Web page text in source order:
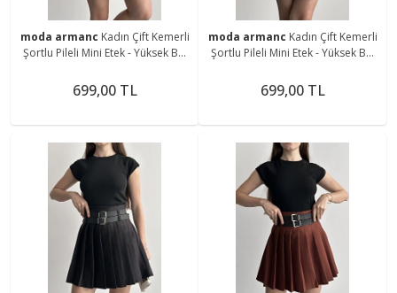
moda armanc Kadın Çift Kemerli
Şortlu Pileli Mini Etek - Yüksek Bel
Eteği
699,00 TL
moda armanc Kadın Çift Kemerli
Şortlu Pileli Mini Etek - Yüksek Bel
Eteği
699,00 TL